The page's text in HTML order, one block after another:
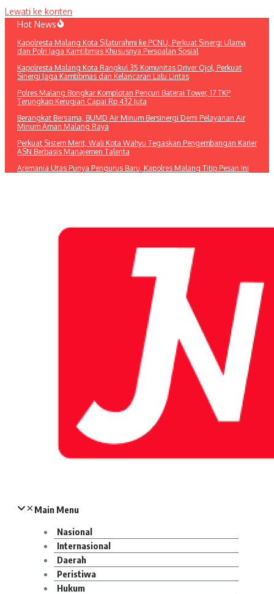
Lewati ke konten
Hot News
Kapolresta Malang Kota Silaturahmi ke PCNU, Perkuat Sinergi Ulama
dan Polri Jaga Kamtibmas Khususnya Persoalan Sosial
Kapolresta Malang Kota Rangkul 35 Komunitas Driver Ojol, Perkuat
Sinergi Jaga Kamtibmas dan Kelancaran Lalu Lintas
Polres Malang Bongkar Komplotan Pencuri Baterai Tower, 17 TKP
Terungkap Kerugian Capai Rp 432 Juta
Berangkat Bersama, BUMD Air Minum Bersinergi Demi Pelayanan Air
Minum Aman Malang Raya
Perkuat Sistem Merit, Wali Kota Wahyu Tegaskan Pengembangan Karier
ASN Berbasis Manajemen Talenta
Aremania Utas Punya Pengurus Baru, Kapolres Malang Titip Pesan Ini
Main Menu
Nasional
Internasional
Daerah
Peristiwa
Hukum